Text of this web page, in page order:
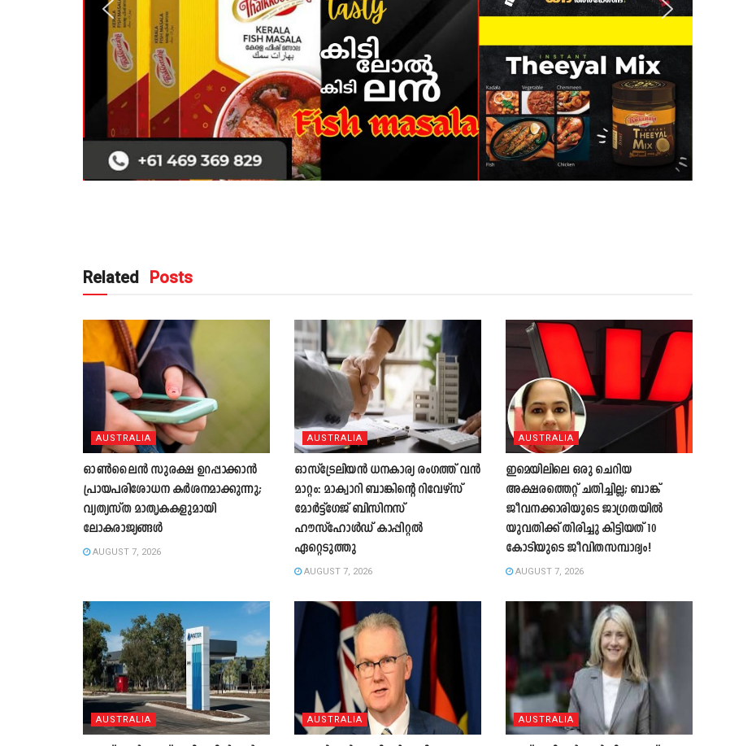
Related Posts
AUSTRALIA
ഓൺലൈൻ സുരക്ഷ ഉറപ്പാക്കാൻ
പ്രായപരിശോധന കർശനമാക്കുന്നു;
വ്യത്യസ്ത മാതൃകകളുമായി
ലോകരാജ്യങ്ങൾ
AUGUST 7, 2026
AUSTRALIA
ഓസ്ട്രേലിയൻ ധനകാര്യ രംഗത്ത് വൻ
മാറ്റം: മാക്വാറി ബാങ്കിന്റെ റിവേഴ്സ്
മോർട്ട്ഗേജ് ബിസിനസ്
ഹൗസ്ഹോൾഡ് കാപ്പിറ്റൽ
ഏറ്റെടുത്തു
AUGUST 7, 2026
AUSTRALIA
ഇമെയിലിലെ ഒരു ചെറിയ
അക്ഷരത്തെറ്റ് ചതിച്ചില്ല; ബാങ്ക്
ജീവനക്കാരിയുടെ ജാഗ്രതയിൽ
യുവതിക്ക് തിരിച്ചു കിട്ടിയത് 10
കോടിയുടെ ജീവിതസമ്പാദ്യം!
AUGUST 7, 2026
AUSTRALIA AUSTRALIA AUSTRALIA